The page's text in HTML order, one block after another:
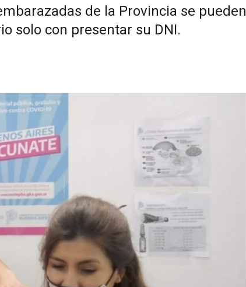
de la Provincia se pueden
solo con presentar su DNI.